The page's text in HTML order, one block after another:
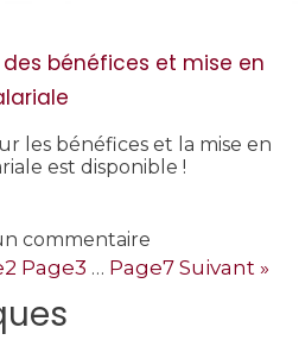
bénéfices et mise en
les bénéfices et la mise en
est disponible !
commentaire
2 Page3 … Page7 Suivant »